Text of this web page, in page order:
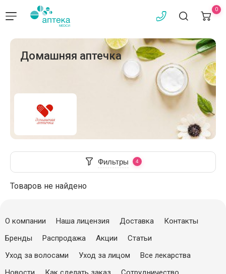
0
Домашняя аптечка
Фильтры
Товаров не найдено
О компании Наша лицензия Доставка
Контакты
Бренды
Распродажа Акции
Статьи
Уход за волосами
Уход за лицом
Все лекарства